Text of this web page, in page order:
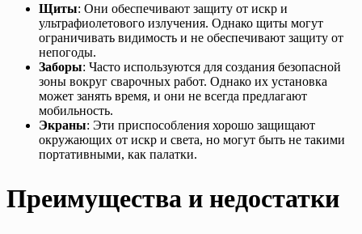
Щиты: Они обеспечивают защиту от искр и
ультрафиолетового излучения. Однако щиты могут
ограничивать видимость и не обеспечивают защиту от
непогоды.
Заборы: Часто используются для создания безопасной
зоны вокруг сварочных работ. Однако их установка
может занять время, и они не всегда предлагают
мобильность.
Экраны: Эти приспособления хорошо защищают
окружающих от искр и света, но могут быть не такими
портативными, как палатки.
Преимущества и недостатки